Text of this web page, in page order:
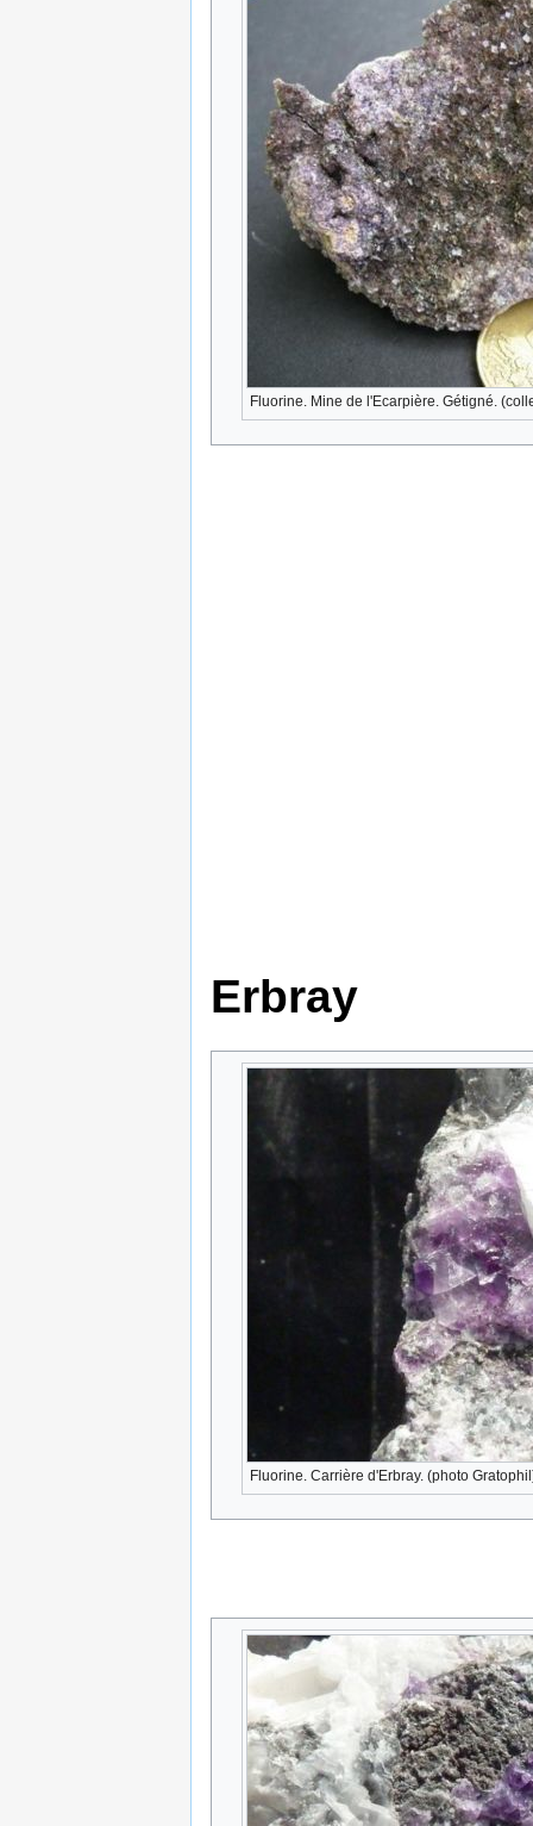
Fluorine. Mine de l'Ecarpière. Gétigné.
Erbray
Fluorine. Carrière d'Erbray. (photo